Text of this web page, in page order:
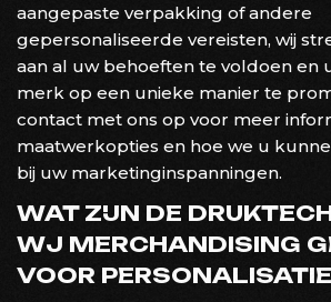
aangepaste verpakking of andere
gepersonaliseerde vereisten, wij
aan al uw behoeften te voldoen en
merk op een unieke manier te
contact met ons op voor meer
maatwerkopties en hoe we u
bij uw marketinginspanningen.
WAT ZIJN DE
WJ MERCHANDISING
VOOR